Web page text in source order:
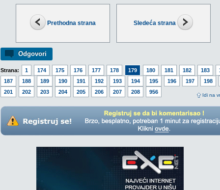
Prethodna strana Sledeća strana
Odgovori
Strana: 1 174 175 176 177 178 179 180 181 182 183
187
188 189 190 191 192 193 194 195 196 197
198
201
202 203 204 205 206 207 208 956
Idi na